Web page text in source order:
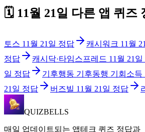
🗓️ 11월 21일 다른 앱 퀴즈
토스 11월 21일 정답 캐시워크 11월
정답
캐시닥·타임스프레드 11월 21일
일 정답 기후행동 기후동행 기회소득
21일 정답 버즈빌 11월 21일 정답
QUIZBELLS
매일 업데이트되는 앱테크 퀴즈 정답과